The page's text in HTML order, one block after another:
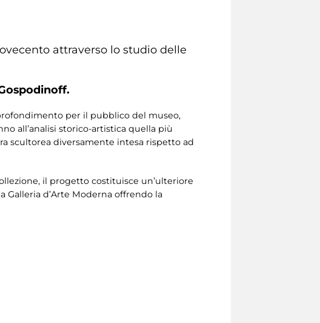
attraverso lo studio delle
per il pubblico del museo,
all’analisi storico-artistica quella più
scultorea diversamente intesa rispetto ad
il progetto costituisce un’ulteriore
Galleria d’Arte Moderna offrendo la